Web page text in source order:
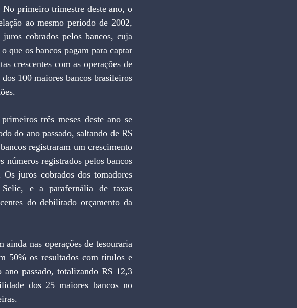
No primeiro trimestre deste ano, o
ao mesmo período de 2002,
cobrados pelos bancos, cuja
que os bancos pagam para captar
crescentes com as operações de
100 maiores bancos brasileiros
três meses deste ano se
do ano passado, saltando de R$
registraram um crescimento
registrados pelos bancos
juros cobrados dos tomadores
e a parafernália de taxas
do debilitado orçamento da
nas operações de tesouraria
50% os resultados com títulos e
passado, totalizando R$ 12,3
dos 25 maiores bancos no